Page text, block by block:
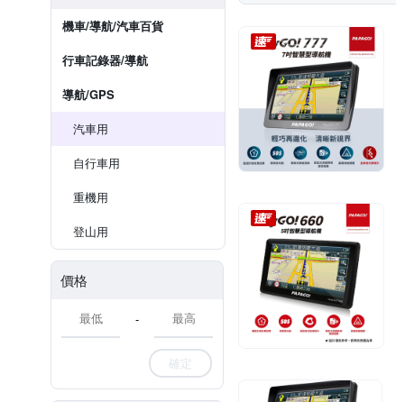
機車/導航/汽車百貨
行車記錄器/導航
導航/GPS
汽車用
自行車用
重機用
登山用
價格
-
確定